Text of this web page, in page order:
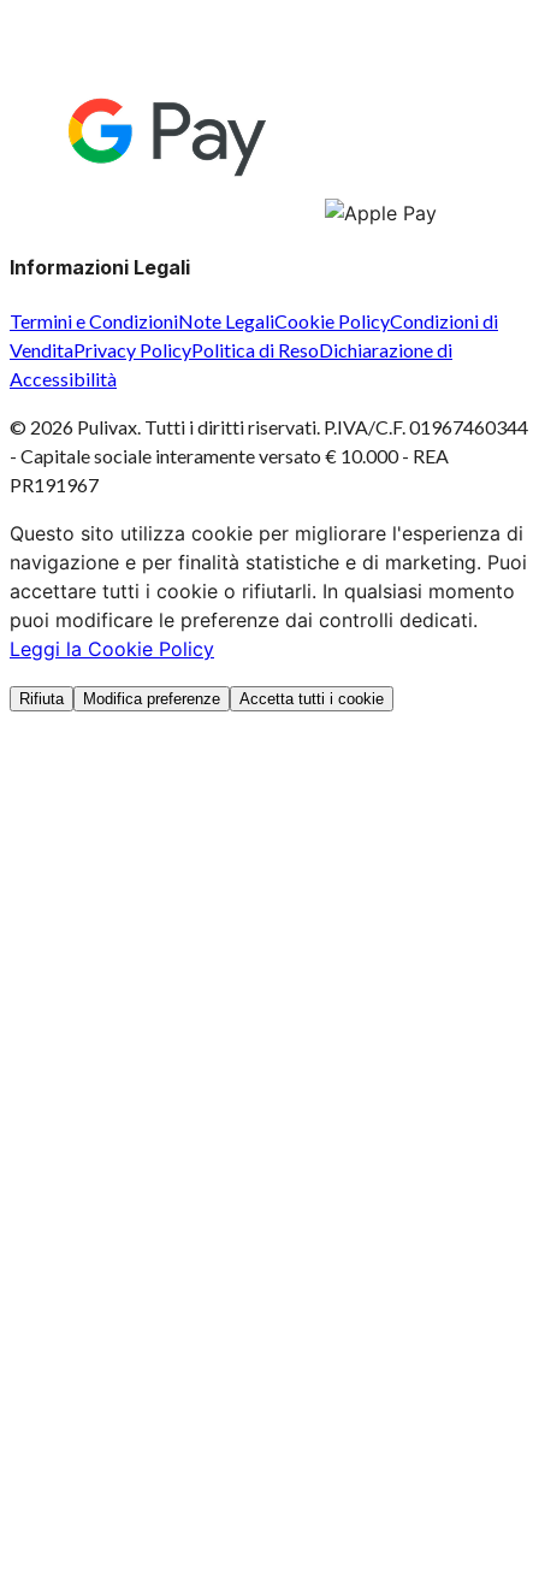
Informazioni Legali
Termini e CondizioniNote LegaliCookie PolicyCondizioni di
VenditaPrivacy PolicyPolitica di ResoDichiarazione di
Accessibilità
© 2026 Pulivax. Tutti i diritti riservati. P.IVA/C.F. 01967460344
- Capitale sociale interamente versato € 10.000 - REA
PR191967
Questo sito utilizza cookie per migliorare l'esperienza di
navigazione e per finalità statistiche e di marketing. Puoi
accettare tutti i cookie o rifiutarli. In qualsiasi momento
puoi modificare le preferenze dai controlli dedicati.
Leggi la Cookie Policy
Rifiuta Modifica preferenze Accetta tutti i cookie